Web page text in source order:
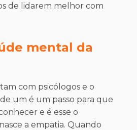
de lidarem melhor com
mental da
com psicólogos e o
um é um passo para que
e é esse o
a empatia. Quando